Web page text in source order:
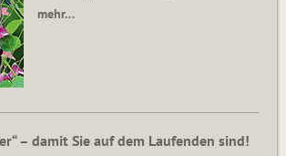
mehr…
– damit Sie auf dem Laufenden sind!